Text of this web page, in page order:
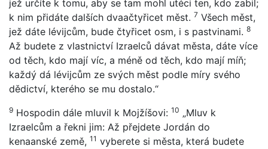
jež určíte k tomu, aby se tam mohl utéci ten, kdo zabil;
k nim přidáte dalších dvaačtyřicet měst. 7 Všech měst,
jež dáte lévijcům, bude čtyřicet osm, i s pastvinami. 8
Až budete z vlastnictví Izraelců dávat města, dáte více
od těch, kdo mají víc, a méně od těch, kdo mají míň;
každý dá lévijcům ze svých měst podle míry svého
dědictví, kterého se mu dostalo.“
9 Hospodin dále mluvil k Mojžíšovi: 10 „Mluv k
Izraelcům a řekni jim: Až přejdete Jordán do
kenaanské země, 11 vyberete si města, která budete